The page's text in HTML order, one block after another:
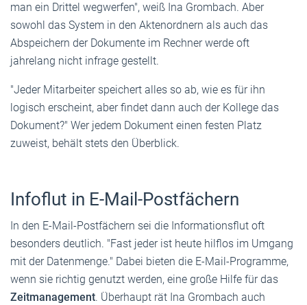
man ein Drittel wegwerfen", weiß Ina Grombach. Aber
sowohl das System in den Aktenordnern als auch das
Abspeichern der Dokumente im Rechner werde oft
jahrelang nicht infrage gestellt.
"Jeder Mitarbeiter speichert alles so ab, wie es für ihn
logisch erscheint, aber findet dann auch der Kollege das
Dokument?" Wer jedem Dokument einen festen Platz
zuweist, behält stets den Überblick.
Infoflut in E-Mail-Postfächern
In den E-Mail-Postfächern sei die Informationsflut oft
besonders deutlich. "Fast jeder ist heute hilflos im Umgang
mit der Datenmenge." Dabei bieten die E-Mail-Programme,
wenn sie richtig genutzt werden, eine große Hilfe für das
Zeitmanagement. Überhaupt rät Ina Grombach auch